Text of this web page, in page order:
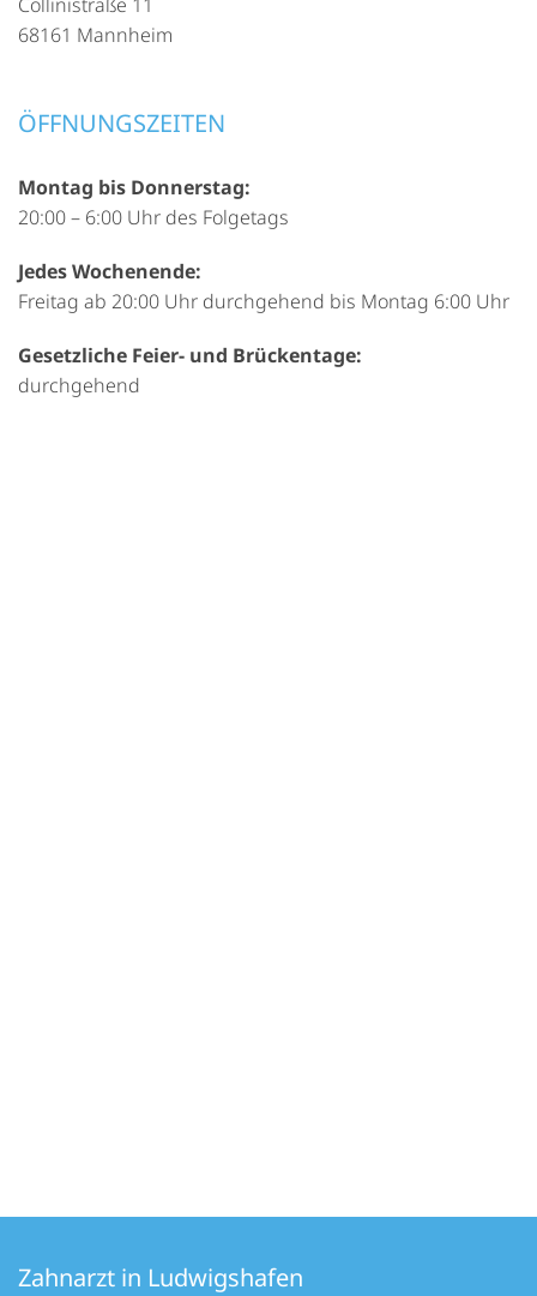
68161 Mannheim
ÖFFNUNGSZEITEN
Montag bis Donnerstag:
20:00 – 6:00 Uhr des Folgetags
Jedes Wochenende:
Freitag ab 20:00 Uhr durchgehend bis Montag 6:00 Uhr
Gesetzliche Feier- und Brückentage:
durchgehend
Zahnarzt in Ludwigshafen